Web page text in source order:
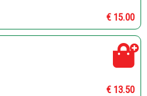
€ 15.00
€ 13.50